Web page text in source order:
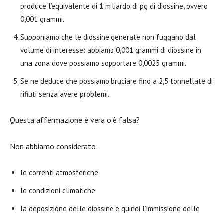
produce l’equivalente di 1 miliardo di pg di diossine, ovvero
0,001 grammi.
Supponiamo che le diossine generate non fuggano dal
volume di interesse: abbiamo 0,001 grammi di diossine in
una zona dove possiamo sopportare 0,0025 grammi.
Se ne deduce che possiamo bruciare fino a 2,5 tonnellate di
rifiuti senza avere problemi.
Questa affermazione è vera o è falsa?
Non abbiamo considerato:
le correnti atmosferiche
le condizioni climatiche
la deposizione delle diossine e quindi l’immissione delle